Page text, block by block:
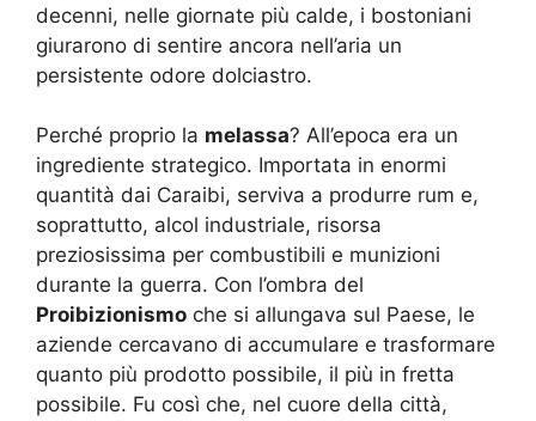
decenni, nelle giornate più calde, i bostoniani
giurarono di sentire ancora nell’aria un
persistente odore dolciastro.
Perché proprio la melassa? All’epoca era un
ingrediente strategico. Importata in enormi
quantità dai Caraibi, serviva a produrre rum e,
soprattutto, alcol industriale, risorsa
preziosissima per combustibili e munizioni
durante la guerra. Con l’ombra del
Proibizionismo che si allungava sul Paese, le
aziende cercavano di accumulare e trasformare
quanto più prodotto possibile, il più in fretta
possibile. Fu così che, nel cuore della città,